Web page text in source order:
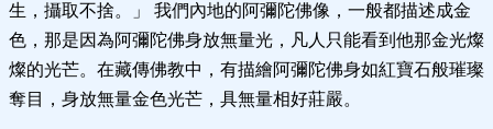
生，攝取不捨。」 我們內地的阿彌陀佛像，一般都描述成金
色，那是因為阿彌陀佛身放無量光，凡人只能看到他那金光燦
燦的光芒。在藏傳佛教中，有描繪阿彌陀佛身如紅寶石般璀璨
奪目，身放無量金色光芒，具無量相好莊嚴。